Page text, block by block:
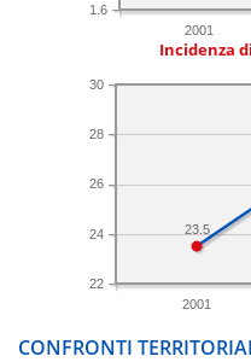
2001
1.6
Incidenza
2001
22
24
26
28
30
23.5
CONFRONTI